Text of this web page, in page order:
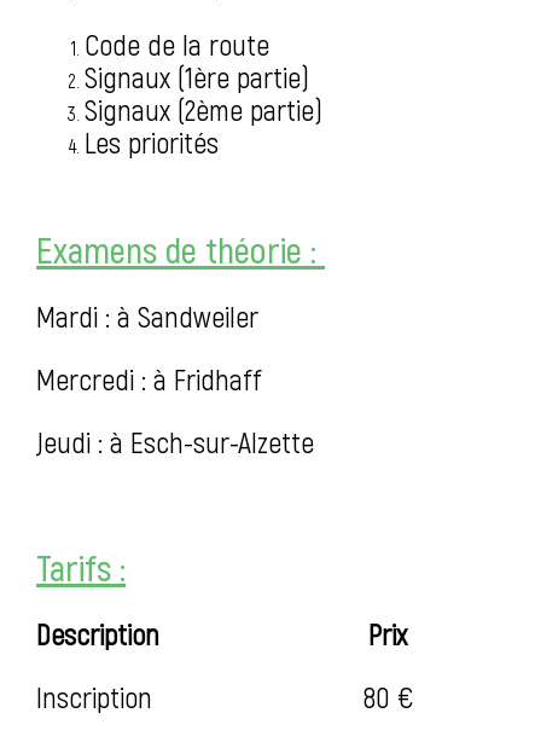
Code de la route
Signaux (1ère partie)
Signaux (2ème partie)
Les priorités
Examens de théorie :
Mardi : à Sandweiler
Mercredi : à Fridhaff
Jeudi : à Esch-sur-Alzette
Tarifs :
Description
Prix
Inscription
80 €